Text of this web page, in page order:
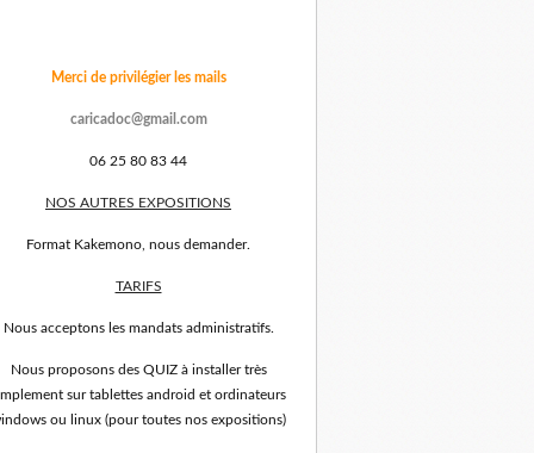
Merci de privilégier les mails
caricadoc@gmail.com
06 25 80 83 44
NOS AUTRES EXPOSITIONS
Format Kakemono, nous demander.
TARIFS
Nous acceptons les mandats administratifs.
Nous proposons des QUIZ à installer très
sur tablettes android et ordinateurs
ou linux (pour toutes nos expositions)